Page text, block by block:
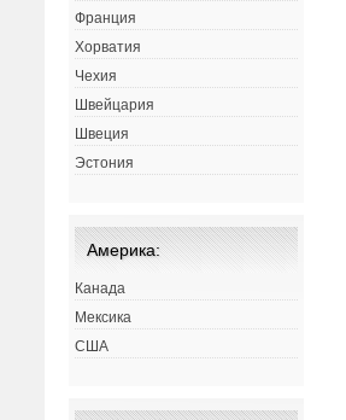
Франция
Хорватия
Чехия
Швейцария
Швеция
Эстония
Америка:
Канада
Мексика
США